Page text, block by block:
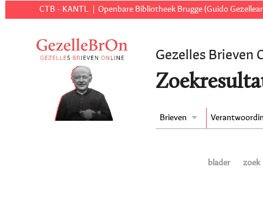
CTB - KANTL Openbare Bibliotheek Brugge (Guido
Gezelles Brieven
Brieven
blader zoek